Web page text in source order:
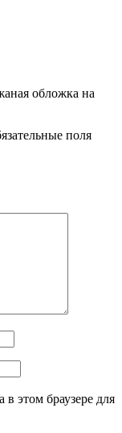
обложка на
поля
этом браузере для